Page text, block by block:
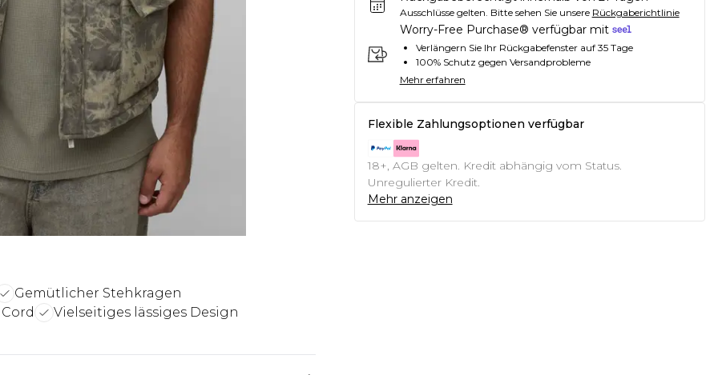
Gemütlicher Stehkragen
Vielseitiges lässiges Design
Ausschlüsse gelten. Bitte sehen Sie unsere Rückgaberichtlinie
Worry-Free Purchase® verfügbar mit
Verlängern Sie Ihr Rückgabefenster auf 35 Tage
100% Schutz gegen Versandprobleme
Mehr erfahren
Flexible Zahlungsoptionen verfügbar
18+, AGB gelten. Kredit abhängig vom Status.
Unregulierter Kredit.
Mehr anzeigen